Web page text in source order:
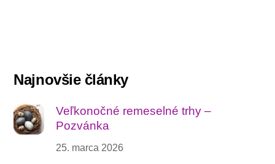
Najnovšie články
Veľkonočné remeselné trhy –
Pozvánka
25. marca 2026